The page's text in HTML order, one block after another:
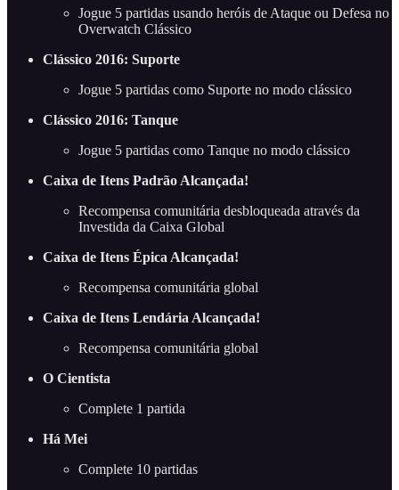
Jogue 5 partidas usando heróis de Ataque ou Defesa no
Overwatch Clássico
Clássico 2016: Suporte
Jogue 5 partidas como Suporte no modo clássico
Clássico 2016: Tanque
Jogue 5 partidas como Tanque no modo clássico
Caixa de Itens Padrão Alcançada!
Recompensa comunitária desbloqueada através da
Investida da Caixa Global
Caixa de Itens Épica Alcançada!
Recompensa comunitária global
Caixa de Itens Lendária Alcançada!
Recompensa comunitária global
O Cientista
Complete 1 partida
Há Mei
Complete 10 partidas